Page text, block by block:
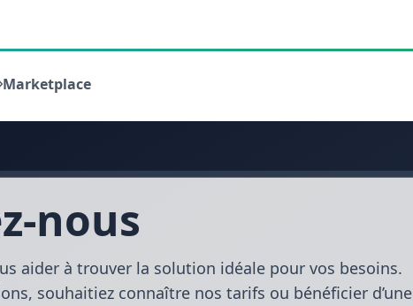
Marketplace
nous
aider à trouver la solution idéale pour vos besoins.
souhaitiez connaître nos tarifs ou bénéficier d’une